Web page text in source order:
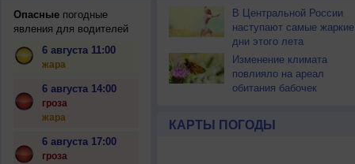
Опасныепогодные
явления для водителей
6 августа 11:00
жара
6 августа 14:00
гроза
жара
6 августа 17:00
гроза
В Центральной России
наступают самые жаркие
дни этого лета
Изменение климата
повлияло на ареал
обитания бабочек
КАРТЫ ПОГОДЫ